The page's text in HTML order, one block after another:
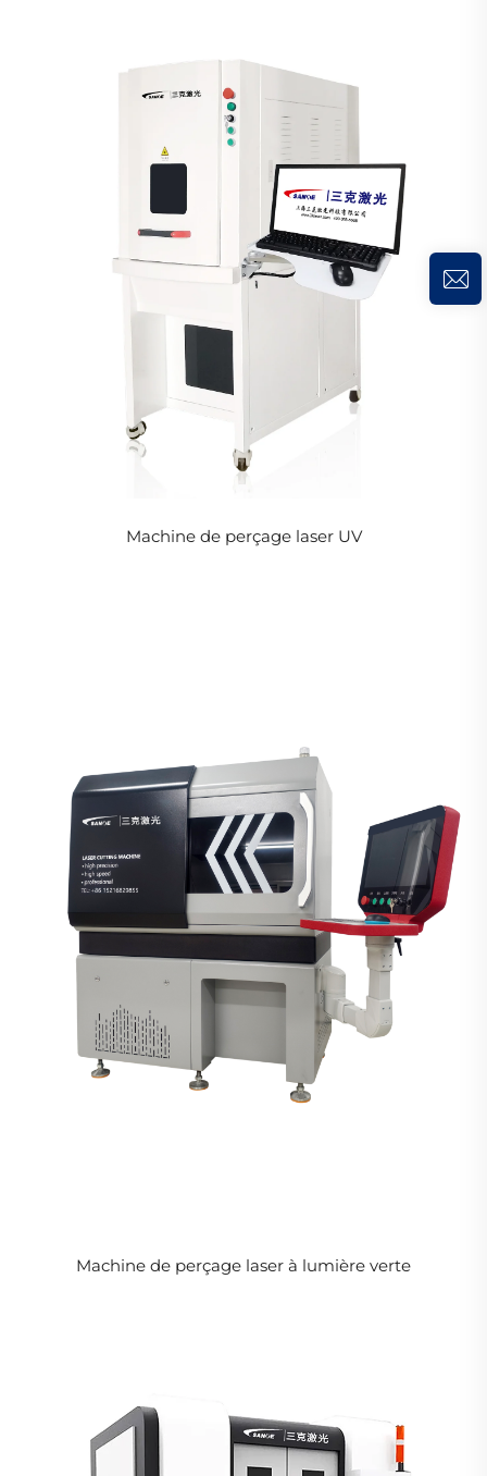
Machine de perçage laser UV
Machine de perçage laser à lumière verte